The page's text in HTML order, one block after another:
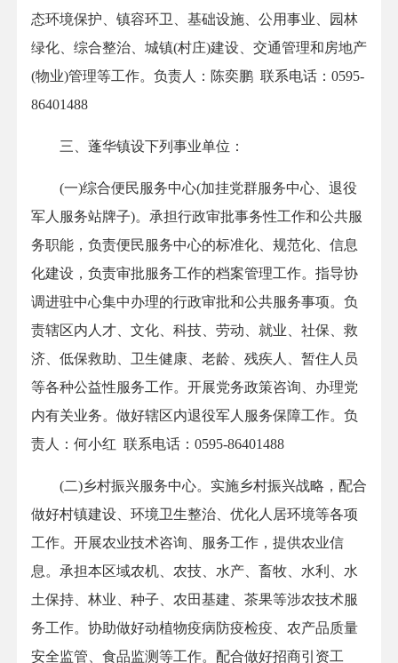
态环境保护、镇容环卫、基础设施、公用事业、园林
绿化、综合整治、城镇(村庄)建设、交通管理和房地产
(物业)管理等工作。负责人：陈奕鹏 联系电话：0595-
86401488
三、蓬华镇设下列事业单位：
(一)综合便民服务中心(加挂党群服务中心、退役
军人服务站牌子)。承担行政审批事务性工作和公共服
务职能，负责便民服务中心的标准化、规范化、信息
化建设，负责审批服务工作的档案管理工作。指导协
调进驻中心集中办理的行政审批和公共服务事项。负
责辖区内人才、文化、科技、劳动、就业、社保、救
济、低保救助、卫生健康、老龄、残疾人、暂住人员
等各种公益性服务工作。开展党务政策咨询、办理党
内有关业务。做好辖区内退役军人服务保障工作。负
责人：何小红 联系电话：0595-86401488
(二)乡村振兴服务中心。实施乡村振兴战略，配合
做好村镇建设、环境卫生整治、优化人居环境等各项
工作。开展农业技术咨询、服务工作，提供农业信
息。承担本区域农机、农技、水产、畜牧、水利、水
土保持、林业、种子、农田基建、茶果等涉农技术服
务工作。协助做好动植物疫病防疫检疫、农产品质量
安全监管、食品监测等工作。配合做好招商引资工